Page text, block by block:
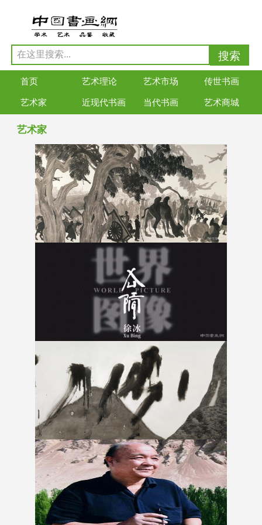
首页 艺术理论 艺术市场 传世书画
艺术家 近现代书画 当代书画 艺术商城
艺术家